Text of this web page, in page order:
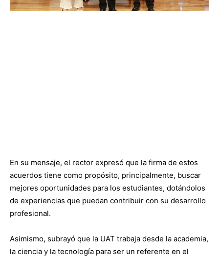
En su mensaje, el rector expresó que la firma de estos
acuerdos tiene como propósito, principalmente, buscar
mejores oportunidades para los estudiantes, dotándolos
de experiencias que puedan contribuir con su desarrollo
profesional.
Asimismo, subrayó que la UAT trabaja desde la academia,
la ciencia y la tecnología para ser un referente en el